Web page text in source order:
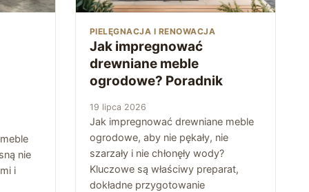
nie
i
PIELĘGNACJA I RENOWACJA
Jak impregnować
drewniane meble
ogrodowe? Poradnik
19 lipca 2026
Jak impregnować drewniane meble
ogrodowe, aby nie pękały, nie
szarzały i nie chłonęły wody?
Kluczowe są właściwy preparat,
dokładne przygotowanie